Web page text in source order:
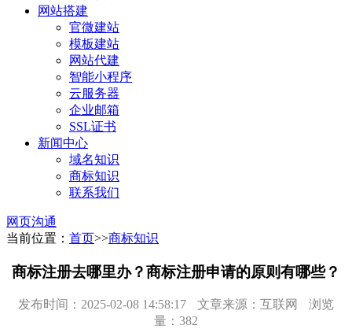
网站搭建
官微建站
模板建站
网站代建
智能小程序
云服务器
企业邮箱
SSL证书
新闻中心
域名知识
商标知识
联系我们
网页沟通
当前位置： 首页>>商标知识
商标注册去哪里办？商标注册申请的原则有哪些？
发布时间：2025-02-08 14:58:17 文章来源：互联网
浏览
量：382